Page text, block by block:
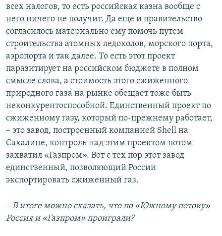
всех налогов, то есть российская казна вообще с
него ничего не получит. Да еще и правительство
согласилось материально ему помочь путем
строительства атомных ледоколов, морского порта,
аэропорта и так далее. То есть этот проект
паразитирует на российском бюджете в полном
смысле слова, а стоимость этого сжиженного
природного газа на рынке обещает тоже быть
неконкурентоспособной. Единственный проект по
сжиженному газу, который по-прежнему работает,
– это завод, построенный компанией Shell на
Сахалине, контроль над этим проектом потом
захватил «Газпром». Вот с тех пор этот завод
единственный, позволяющий России
экспортировать сжиженный газ.
– В итоге можно сказать, что по «Южному потоку»
Россия и «Газпром» проиграли?